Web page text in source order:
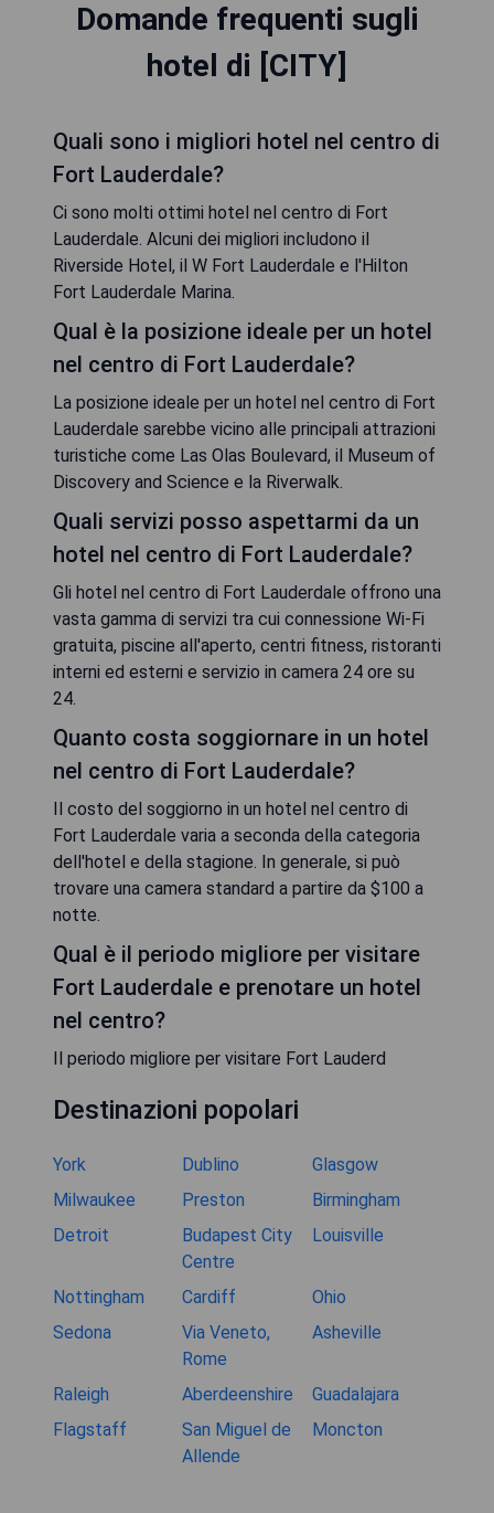
Domande frequenti sugli
hotel di [CITY]
Quali sono i migliori hotel nel centro di
Fort Lauderdale?
Ci sono molti ottimi hotel nel centro di Fort
Lauderdale. Alcuni dei migliori includono il
Riverside Hotel, il W Fort Lauderdale e l'Hilton
Fort Lauderdale Marina.
Qual è la posizione ideale per un hotel
nel centro di Fort Lauderdale?
La posizione ideale per un hotel nel centro di Fort
Lauderdale sarebbe vicino alle principali attrazioni
turistiche come Las Olas Boulevard, il Museum of
Discovery and Science e la Riverwalk.
Quali servizi posso aspettarmi da un
hotel nel centro di Fort Lauderdale?
Gli hotel nel centro di Fort Lauderdale offrono una
vasta gamma di servizi tra cui connessione Wi-Fi
gratuita, piscine all'aperto, centri fitness, ristoranti
interni ed esterni e servizio in camera 24 ore su
24.
Quanto costa soggiornare in un hotel
nel centro di Fort Lauderdale?
Il costo del soggiorno in un hotel nel centro di
Fort Lauderdale varia a seconda della categoria
dell'hotel e della stagione. In generale, si può
trovare una camera standard a partire da $100 a
notte.
Qual è il periodo migliore per visitare
Fort Lauderdale e prenotare un hotel
nel centro?
Il periodo migliore per visitare Fort Lauderd
Destinazioni popolari
York Dublino
Glasgow
Milwaukee
Preston
Birmingham
Detroit
Budapest City
Centre
Louisville
Nottingham Cardiff
Ohio
Sedona
Via Veneto,
Rome
Asheville
Raleigh Aberdeenshire
Guadalajara
Flagstaff
San Miguel de
Allende
Moncton